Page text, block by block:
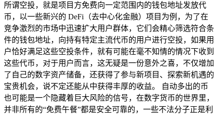
所谓空投，就是项目方免费向一定范围内的钱包地址发放代
币，以一些新兴的 DeFi（去中心化金融）项目为例，为了在
竞争激烈的市场中迅速扩大用户群体，它们会精心筛选符合条
件的钱包地址，向持有特定主流代币的用户进行空投，如果用
户恰好满足这些空投条件，就有可能在毫不知情的情况下收到
这些代币，对于用户而言，这无疑是一份意外之喜，不仅增加
了自己的数字资产储备，还获得了参与新项目、探索新机遇的
宝贵机会，说不定还能从中获得丰厚的收益。 自动多出的币
也可能是一个隐藏着巨大风险的信号，在数字货币的世界里，
并非所有的“免费午餐”都是安全可靠的，一些不法分子正是利